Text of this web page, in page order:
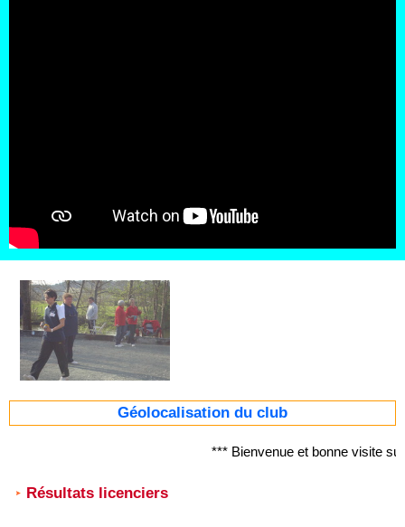
Géolocalisation du club
*** Bienvenue et bonne visite sur
Résultats licenciers